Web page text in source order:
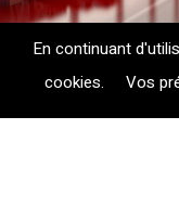
En continuant
cookies.
Vos